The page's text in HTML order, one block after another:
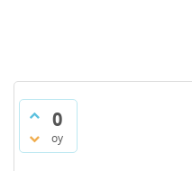
0
oy